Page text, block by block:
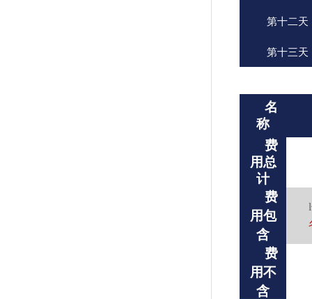
第十二天
第十三天
名
称
费
用总
计
费
用包
含
费
用不
含